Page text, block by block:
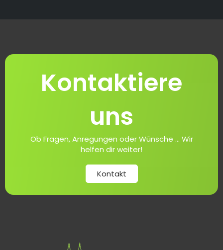
Kontaktiere
uns
Ob Fragen, Anregungen oder Wünsche ... Wir
helfen dir weiter!
Kontakt